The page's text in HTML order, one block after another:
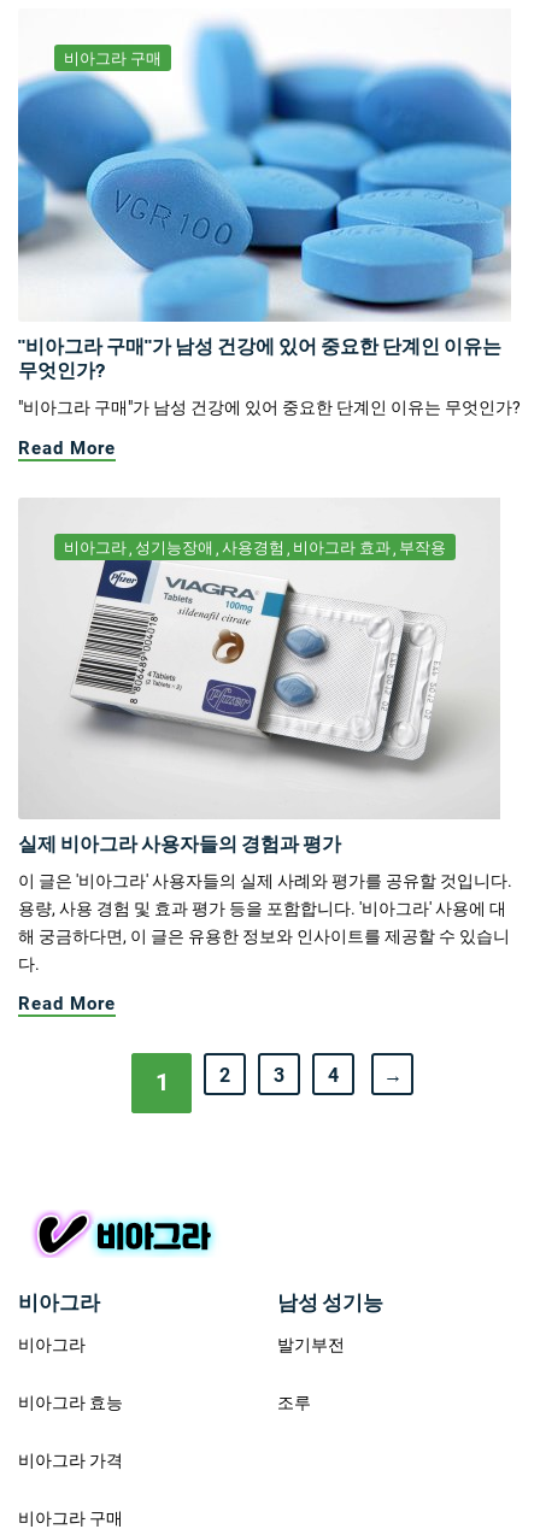
비아그라 구매
"비아그라 구매"가 남성 건강에 있어 중요한 단계인 이유는
무엇인가?
"비아그라 구매"가 남성 건강에 있어 중요한 단계인 이유는 무엇인가?
Read More
비아그라 성기능장애 사용경험 비아그라 효과 부작용
실제 비아그라 사용자들의 경험과 평가
이 글은 '비아그라' 사용자들의 실제 사례와 평가를 공유할 것입니다.
용량, 사용 경험 및 효과 평가 등을 포함합니다. '비아그라' 사용에 대
해 궁금하다면, 이 글은 유용한 정보와 인사이트를 제공할 수 있습니
다.
Read More
1 2 3 4 →
비아그라
비아그라
비아그라 효능
비아그라 가격
비아그라 구매
남성 성기능
발기부전
조루